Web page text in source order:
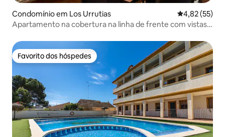
Condomínio em Los Urrutias Classificação
4,82 (55)
Apartamento na cobertura na linha de frente com vistas
Favorito dos hóspedes
Favorito dos hóspedes